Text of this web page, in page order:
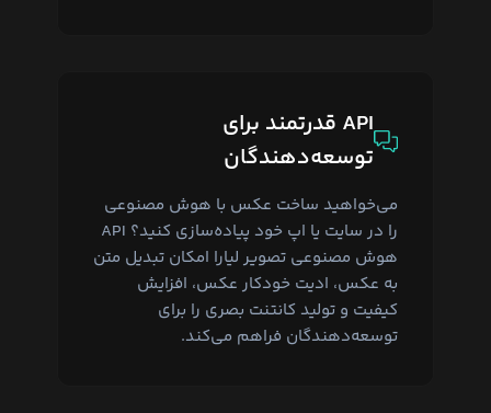
API قدرتمند برای
توسعه‌دهندگان
می‌خواهید ساخت عکس با هوش مصنوعی
را در سایت یا اپ خود پیاده‌سازی کنید؟ API
هوش مصنوعی تصویر لیارا امکان تبدیل متن
به عکس، ادیت خودکار عکس، افزایش
کیفیت و تولید کانتنت بصری را برای
توسعه‌دهندگان فراهم می‌کند.